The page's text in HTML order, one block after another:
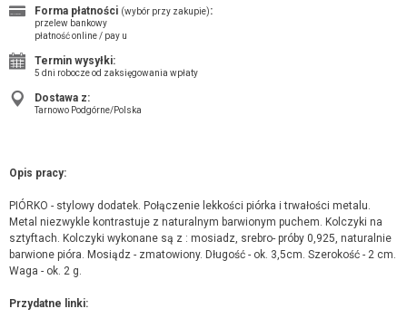
Forma płatności (wybór przy zakupie):
przelew bankowy
płatność online / pay u
Termin wysyłki:
5 dni robocze od zaksięgowania wpłaty
Dostawa z:
Tarnowo Podgórne/Polska
Opis pracy:
PIÓRKO - stylowy dodatek. Połączenie lekkości piórka i trwałości metalu.
Metal niezwykle kontrastuje z naturalnym barwionym puchem. Kolczyki na
sztyftach. Kolczyki wykonane są z : mosiadz, srebro- próby 0,925, naturalnie
barwione pióra. Mosiądz - zmatowiony. Długość - ok. 3,5cm. Szerokość - 2 cm.
Waga - ok. 2 g.
Przydatne linki: